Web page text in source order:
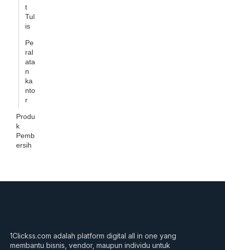
t
Tul
is
Pe
ral
ata
n
ka
nto
r
Produ
k
Pemb
ersih
1Clickss.com adalah platform digital all in one yang
membantu bisnis, vendor, maupun individu untuk